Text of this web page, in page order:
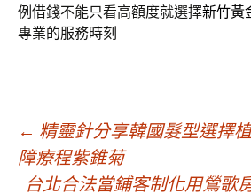
例借錢不能只看高額度就選擇新竹黃
專業的服務時刻
文
← 精靈針分享韓國髮型選擇
障療程紫錐菊
台北合法當鋪客制化用鶯歌